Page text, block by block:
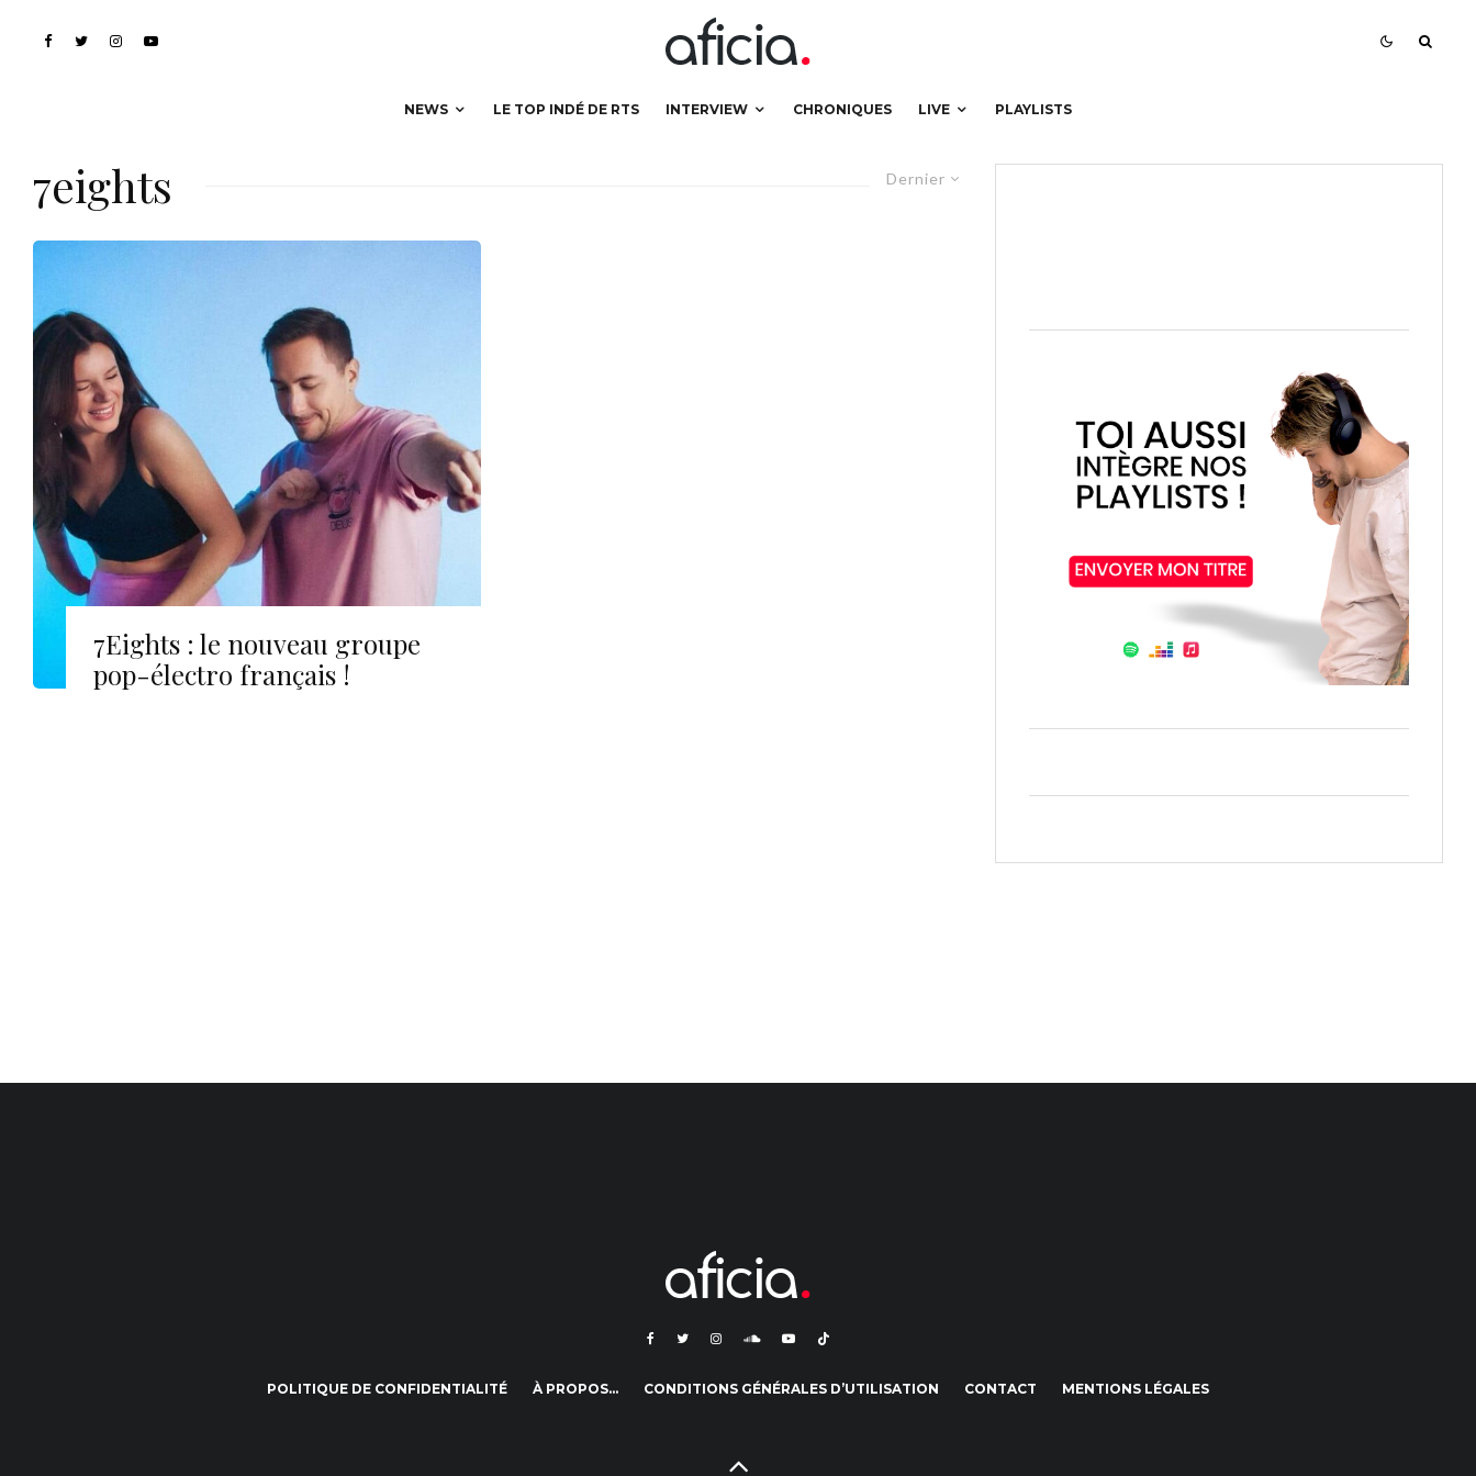
NEWS LE TOP INDÉ DE RTS INTERVIEW CHRONIQUES LIVE PLAYLISTS
Dernier
7eights
7Eights : le nouveau groupe
pop-électro français !
POLITIQUE DE CONFIDENTIALITÉ À PROPOS… CONDITIONS GÉNÉRALES D’UTILISATION CONTACT MENTIONS LÉGALES